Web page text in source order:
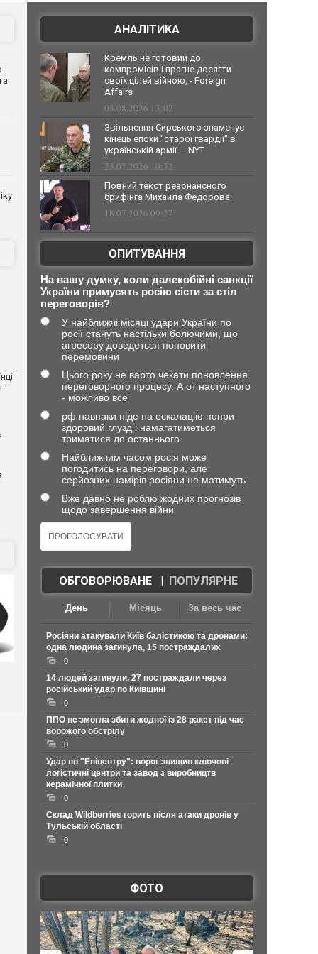
АНАЛІТИКА
Кремль не готовий до
компромісів і прагне досягти
своїх цілей війною, - Foreign
Affairs
03.08.2026 13:02
Звільнення Сирського знаменує
кінець епохи "старої гвардії" в
українській армії — NYT
23.07.2026 10:32
Повний текст резонансного
брифінга Михайла Федорова
18.07.2026 09:27
ОПИТУВАННЯ
На вашу думку, коли далекобійні санкції
України примусять росію сісти за стіл
переговорів?
У найближчі місяці удари України по
росії стануть настільки болючими, що
агресору доведеться поновити
перемовини
Цього року не варто чекати поновлення
переговорного процесу. А от наступного
- можливо все
рф навпаки піде на ескалацію попри
здоровий глузд і намагатиметься
триматися до останнього
Найближчим часом росія може
погодитись на переговори, але
серйозних намірів росіяни не матимуть
Вже давно не роблю жодних прогнозів
щодо завершення війни
ОБГОВОРЮВАНЕ| ПОПУЛЯРНЕ
День Місяць За весь час
Росіяни атакували Київ балістикою та дронами:
одна людина загинула, 15 постраждалих
0
14 людей загинули, 27 постраждали через
російський удар по Київщині
0
ППО не змогла збити жодної із 28 ракет під час
ворожого обстрілу
0
Удар по "Епіцентру": ворог знищив ключові
логістичні центри та завод з виробництв
керамічної плитки
0
Склад Wildberries горить після атаки дронів у
Тульській області
0
ФОТО